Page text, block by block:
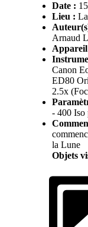
Date :
Lieu :
Arnaud
Appareil
Canon
ED80
2.5x
- 400
la Lune
Objets